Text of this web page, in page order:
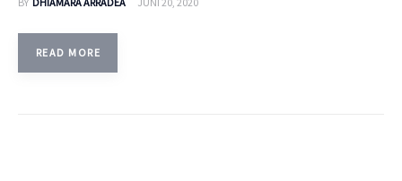
READ MORE